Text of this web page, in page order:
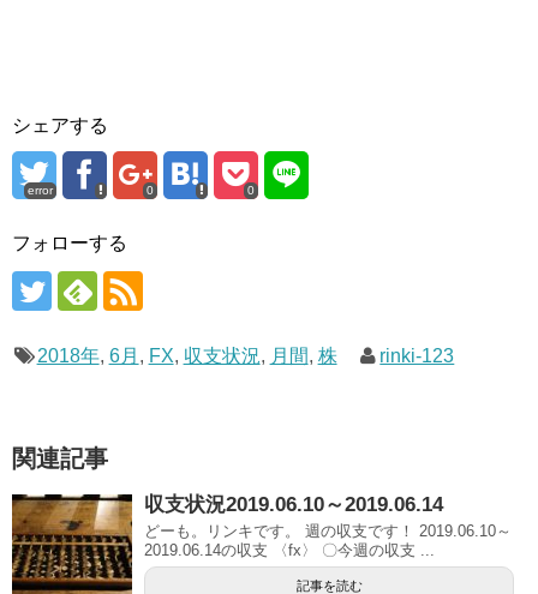
シェアする
error 0 0
フォローする
2018年, 6月 , FX, 収支状況, 月間, 株 rinki-123
関連記事
収支状況2019.06.10～2019.06.14
どーも。リンキです。 週の収支です！ 2019.06.10～
2019.06.14の収支 〈fx〉 〇今週の収支 ...
記事を読む